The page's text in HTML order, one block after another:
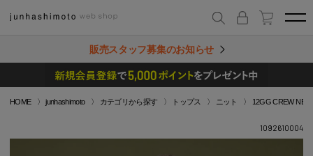
販売スタッフ募集のお知らせ
HOME junhashimoto カテゴリから探す トップス ニット 12GG CREW
1092610004